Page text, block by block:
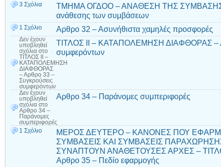
3 Σχόλια
ΤΜΗΜΑ ΟΓΔΟΟ – ΑΝΑΘΕΣΗ ΤΗΣ ΣΥΜΒΑΣΗΣ –
ανάθεσης των συμβάσεων
1 Σχόλιο Αρθρο 32 – Ασυνήθιστα χαμηλές προσφορές
Δεν έχουν
υποβληθεί
σχόλια στο
ΤΙΤΛΟΣ ΙΙ –
ΚΑΤΑΠΟΛΕΜΗΣΗ
ΔΙΑΦΘΟΡΑΣ
– Αρθρο 33 –
Συγκρούσεις
συμφερόντων
ΤΙΤΛΟΣ ΙΙ – ΚΑΤΑΠΟΛΕΜΗΣΗ ΔΙΑΦΘΟΡΑΣ –
συμφερόντων
Δεν έχουν
υποβληθεί
σχόλια στο
Αρθρο 34 –
Παράνομες
συμπεριφορές
Αρθρο 34 – Παράνομες συμπεριφορές
1 Σχόλιο
ΜΕΡΟΣ ΔΕΥΤΕΡΟ – ΚΑΝΟΝΕΣ ΠΟΥ
ΣΥΜΒΑΣΕΙΣ ΚΑΙ ΣΥΜΒΑΣΕΙΣ
ΣΥΝΑΠΤΟΥΝ ΑΝΑΘΕΤΟΥΣΕΣ ΑΡΧΕΣ –
Αρθρο 35 – Πεδίο εφαρμογής